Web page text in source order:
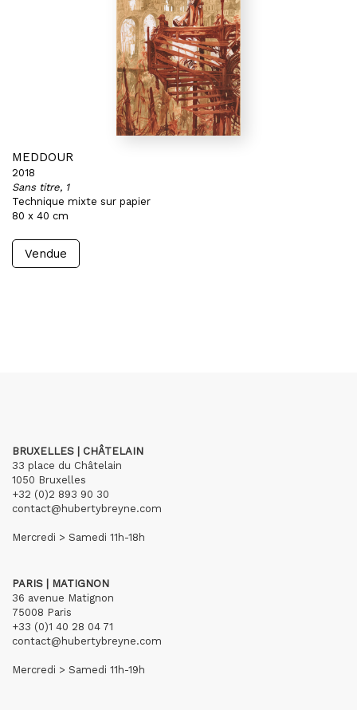
MEDDOUR
2018
Sans titre, 1
Technique mixte sur papier
80 x 40 cm
Vendue
BRUXELLES | CHÂTELAIN
33 place du Châtelain
1050 Bruxelles
+32 (0)2 893 90 30
contact@hubertybreyne.com
Mercredi > Samedi 11h-18h
PARIS | MATIGNON
36 avenue Matignon
75008 Paris
+33 (0)1 40 28 04 71
contact@hubertybreyne.com
Mercredi > Samedi 11h-19h